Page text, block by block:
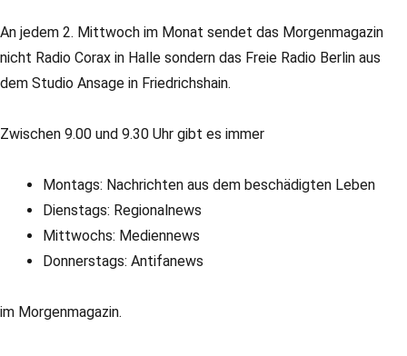
An jedem 2. Mittwoch im Monat sendet das Morgenmagazin
nicht Radio Corax in Halle sondern das Freie Radio Berlin aus
dem Studio Ansage in Friedrichshain.
Zwischen 9.00 und 9.30 Uhr gibt es immer
Montags: Nachrichten aus dem beschädigten Leben
Dienstags: Regionalnews
Mittwochs: Mediennews
Donnerstags: Antifanews
im Morgenmagazin.